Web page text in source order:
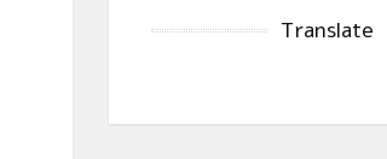
Translate